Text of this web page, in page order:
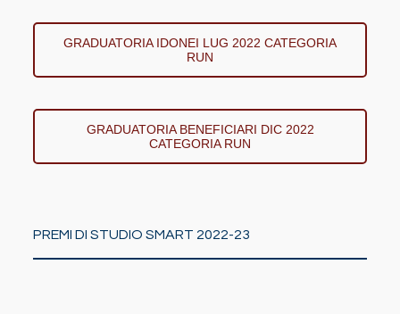
GRADUATORIA IDONEI LUG 2022 CATEGORIA
RUN
GRADUATORIA BENEFICIARI DIC 2022
CATEGORIA RUN
PREMI DI STUDIO SMART 2022-23